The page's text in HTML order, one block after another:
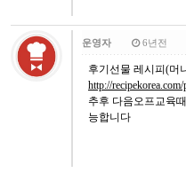
운영자 6년전
후기선물 레시피(머
http://
추후 다음오프교육
능합니다